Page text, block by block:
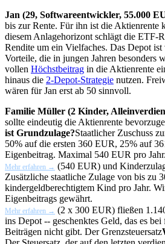
Jan (29, Softwareentwickler, 55.000
bis zur Rente. Für ihn ist die Aktienrente
diesem Anlagehorizont schlägt die ETF-
Rendite um ein Vielfaches. Das Depot
Vorteile, die in jungen Jahren besonders
vollen Höchstbeitrag in die Aktienrente
hinaus die 2-Depot-Strategie nutzen.
wären für Jan erst ab 50 sinnvoll.
Familie Müller (2 Kinder,
sollte eindeutig die Aktienrente
ist Grundzulage?Staatlicher Zuschuss
50% auf die ersten 360 EUR, 25% auf
Eigenbeitrag. Maximal 540 EUR pro Jahr.
Mehr erfahren → (540 EUR) und
Zusätzliche staatliche Zulage von bis zu
kindergeldberechtigtem Kind pro Jahr.
Eigenbeitrags gewährt.
Mehr erfahren → (2 x 300 EUR) fließen
ins Depot -- geschenktes Geld, das es
Beiträgen nicht gibt. DerGrenzsteuersatz